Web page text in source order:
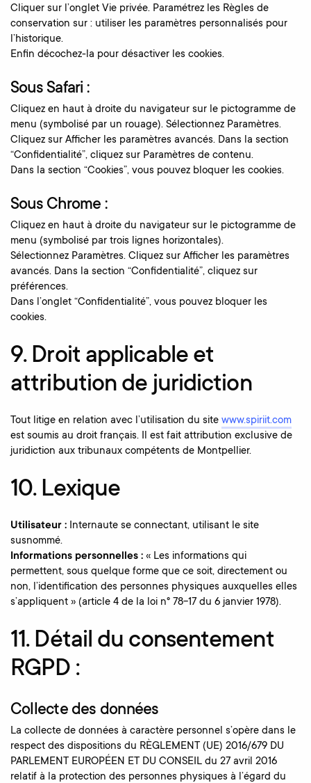
Cliquer sur l’onglet Vie privée. Paramétrez les Règles de
conservation sur : utiliser les paramètres personnalisés pour
l’historique.
Enfin décochez-la pour désactiver les cookies.
Sous Safari :
Cliquez en haut à droite du navigateur sur le pictogramme de
menu (symbolisé par un rouage). Sélectionnez Paramètres.
Cliquez sur Afficher les paramètres avancés. Dans la section
“Confidentialité”, cliquez sur Paramètres de contenu.
Dans la section “Cookies”, vous pouvez bloquer les cookies.
Sous Chrome :
Cliquez en haut à droite du navigateur sur le pictogramme de
menu (symbolisé par trois lignes horizontales).
Sélectionnez Paramètres. Cliquez sur Afficher les paramètres
avancés. Dans la section “Confidentialité”, cliquez sur
préférences.
Dans l’onglet “Confidentialité”, vous pouvez bloquer les
cookies.
9. Droit applicable et
attribution de juridiction
Tout litige en relation avec l’utilisation du site www.spiriit.com
est soumis au droit français. Il est fait attribution exclusive de
juridiction aux tribunaux compétents de Montpellier.
10. Lexique
Utilisateur : Internaute se connectant, utilisant le site
susnommé.
Informations personnelles : « Les informations qui
permettent, sous quelque forme que ce soit, directement ou
non, l’identification des personnes physiques auxquelles elles
s’appliquent » (article 4 de la loi n° 78-17 du 6 janvier 1978).
11. Détail du consentement
RGPD :
Collecte des données
La collecte de données à caractère personnel s’opère dans le
respect des dispositions du RÈGLEMENT (UE) 2016/679 DU
PARLEMENT EUROPÉEN ET DU CONSEIL du 27 avril 2016
relatif à la protection des personnes physiques à l’égard du